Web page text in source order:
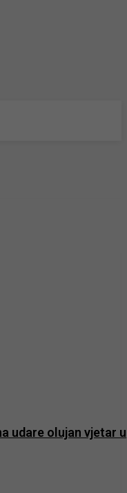
udare olujan vjetar u